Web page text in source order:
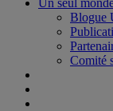
Un seul
Blogue
Comité